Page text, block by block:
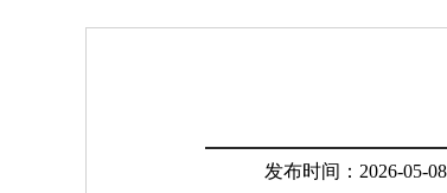
发布时间：2026-05-